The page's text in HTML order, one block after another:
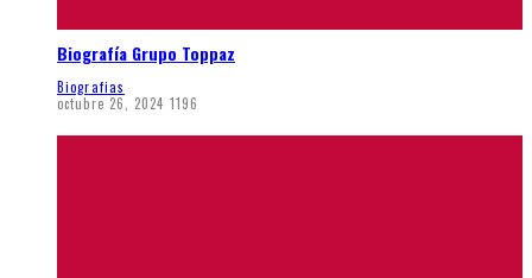
Biografía Grupo Toppaz
Biografias
octubre 26, 2024 1196